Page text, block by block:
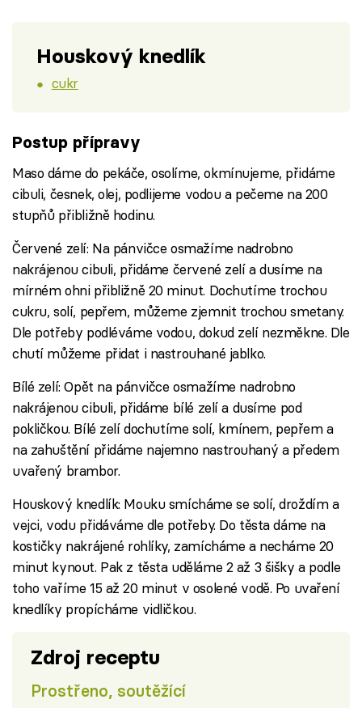
Houskový knedlík
cukr
Postup přípravy
Maso dáme do pekáče, osolíme, okmínujeme, přidáme
cibuli, česnek, olej, podlijeme vodou a pečeme na 200
stupňů přibližně hodinu.
Červené zelí: Na pánvičce osmažíme nadrobno
nakrájenou cibuli, přidáme červené zelí a dusíme na
mírném ohni přibližně 20 minut. Dochutíme trochou
cukru, solí, pepřem, můžeme zjemnit trochou smetany.
Dle potřeby podléváme vodou, dokud zelí nezměkne. Dle
chutí můžeme přidat i nastrouhané jablko.
Bílé zelí: Opět na pánvičce osmažíme nadrobno
nakrájenou cibuli, přidáme bílé zelí a dusíme pod
pokličkou. Bílé zelí dochutíme solí, kmínem, pepřem a
na zahuštění přidáme najemno nastrouhaný a předem
uvařený brambor.
Houskový knedlík: Mouku smícháme se solí, droždím a
vejci, vodu přidáváme dle potřeby. Do těsta dáme na
kostičky nakrájené rohlíky, zamícháme a necháme 20
minut kynout. Pak z těsta uděláme 2 až 3 šišky a podle
toho vaříme 15 až 20 minut v osolené vodě. Po uvaření
knedlíky propícháme vidličkou.
Zdroj receptu
Prostřeno, soutěžící